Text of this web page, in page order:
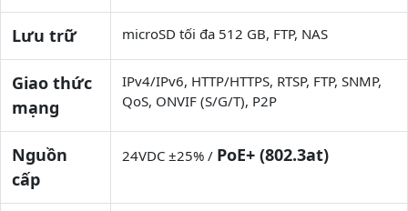
Lưu trữ microSD tối đa 512 GB, FTP, NAS
Giao thức
mạng
IPv4/IPv6, HTTP/HTTPS, RTSP, FTP, SNMP,
QoS, ONVIF (S/G/T), P2P
Nguồn
cấp
24VDC ±25% / PoE+ (802.3at)